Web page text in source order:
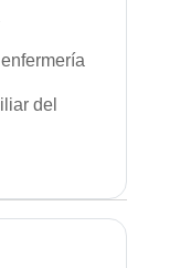
del